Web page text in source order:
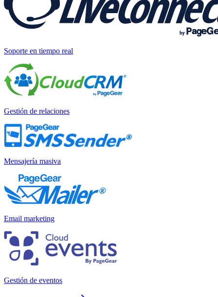
Soporte en tiempo real
Gestión de relaciones
Mensajería masiva
Email marketing
Gestión de eventos